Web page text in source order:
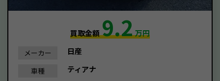
買取金額9.2万円
メーカー 日産
車種 ティアナ